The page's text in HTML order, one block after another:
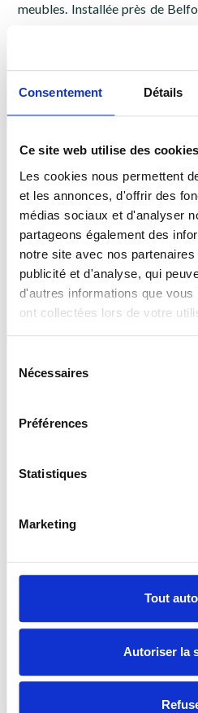
Consentement Détails
Ce site web utilise des
Les cookies nous permettent
et les annonces, d'offrir des
médias sociaux et d'analyser
partageons également des
notre site avec nos
publicité et d'analyse, qui
d'autres informations que
ont collectées lors de votre
Nécessaires
Préférences
Statistiques
Marketing
Tout
Autoriser la
meubles. Installée près de
met à votre disposition
expérimentée.
Un
meubles
Installez confort, esthétique et
avec la Menuiserie Collilieux.
menuiserie sera votre
dans le département du 70,25 et
expertise pour vous conseiller
La
belle
région